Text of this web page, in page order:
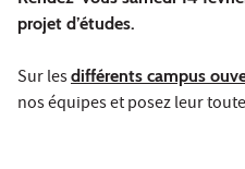
projet d’études.
Sur lesdifférents campus
nos équipes et posez leur